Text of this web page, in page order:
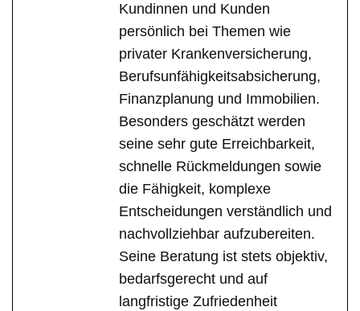
Kundinnen und Kunden
persönlich bei Themen wie
privater Krankenversicherung,
Berufsunfähigkeitsabsicherung,
Finanzplanung und Immobilien.
Besonders geschätzt werden
seine sehr gute Erreichbarkeit,
schnelle Rückmeldungen sowie
die Fähigkeit, komplexe
Entscheidungen verständlich und
nachvollziehbar aufzubereiten.
Seine Beratung ist stets objektiv,
bedarfsgerecht und auf
langfristige Zufriedenheit